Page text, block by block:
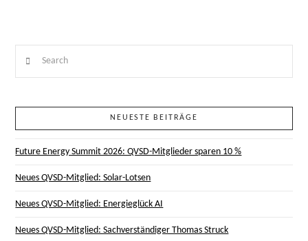
NEUESTE BEITRÄGE
Future Energy Summit 2026: QVSD-Mitglieder sparen 10 %
Neues QVSD-Mitglied: Solar-Lotsen
Neues QVSD-Mitglied: Energieglück AI
Neues QVSD-Mitglied: Sachverständiger Thomas Struck